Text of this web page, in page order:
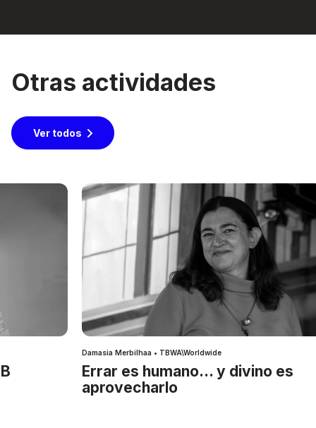
Otras actividades
Ver todos
Damasia Merbilhaa • TBWA\Worldwide
Errar es humano… y divino es
aprovecharlo